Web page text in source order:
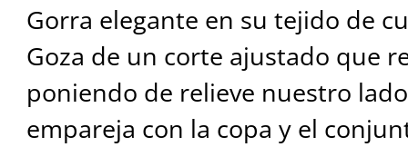
Gorra elegante en su tejido de
Goza de un corte ajustado que
poniendo de relieve nuestro
empareja con la copa y el